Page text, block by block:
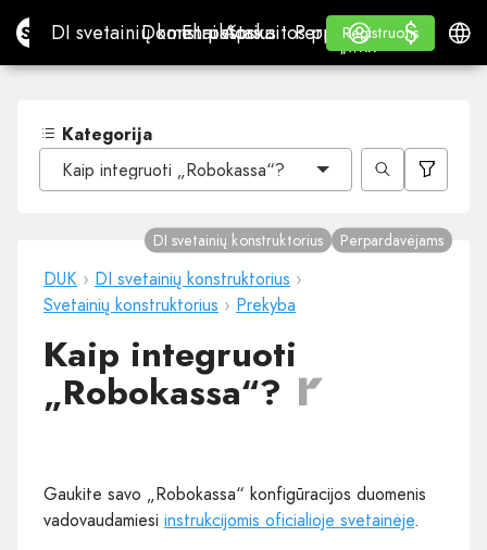
Site.proDI svetainių konstruktorius
DI svetainių konstruktorius
Domenai
DomenaiEl. paštas
El. paštasApskaitos programa
Apskaitos programa
Perpardavėjams
„WHITE LABEL“
Mokymasis
Mokymasis
Registruotis
Registruotis
Prisijungti
$
$
Kategorija
Kaip integruoti „Robokassa“?
DUK › DI svetainių konstruktorius ›
Svetainių konstruktorius › Prekyba
DI svetainių konstruktorius Perpardavėjams
Kaip integruoti
„Robokassa“?
Gaukite savo „Robokassa“ konfigūracijos duomenis
vadovaudamiesi instrukcijomis oficialioje svetainėje.